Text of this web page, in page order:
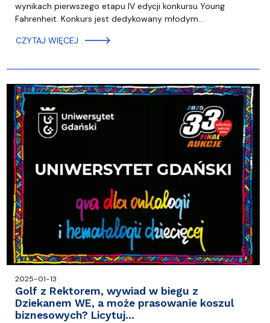
wynikach pierwszego etapu IV edycji konkursu Young
Fahrenheit. Konkurs jest dedykowany młodym…
CZYTAJ WIĘCEJ
2025-01-13
Golf z Rektorem, wywiad w biegu z
Dziekanem WE, a może prasowanie koszul
biznesowych? Licytuj…